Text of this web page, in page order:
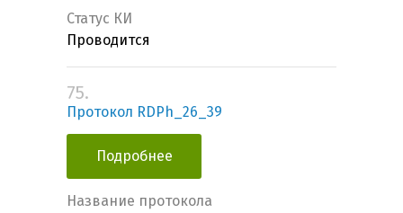
Статус КИ
Проводится
75.
Протокол RDPh_26_39
Подробнее
Название протокола